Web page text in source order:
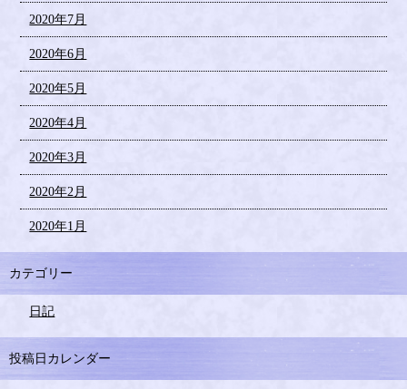
2020年7月
2020年6月
2020年5月
2020年4月
2020年3月
2020年2月
2020年1月
カテゴリー
日記
投稿日カレンダー